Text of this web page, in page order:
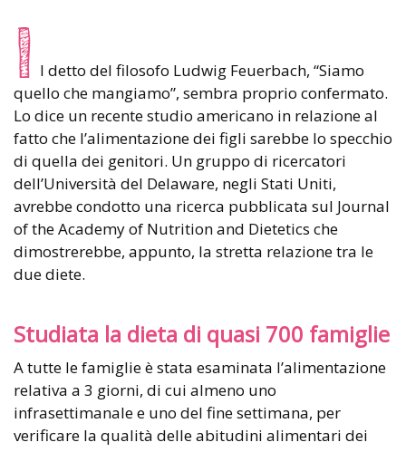
I l detto del filosofo Ludwig Feuerbach, “Siamo
quello che mangiamo”, sembra proprio confermato.
Lo dice un recente studio americano in relazione al
fatto che l’alimentazione dei figli sarebbe lo specchio
di quella dei genitori. Un gruppo di ricercatori
dell’Università del Delaware, negli Stati Uniti,
avrebbe condotto una ricerca pubblicata sul Journal
of the Academy of Nutrition and Dietetics che
dimostrerebbe, appunto, la stretta relazione tra le
due diete.
Studiata la dieta di quasi 700 famiglie
A tutte le famiglie è stata esaminata l’alimentazione
relativa a 3 giorni, di cui almeno uno
infrasettimanale e uno del fine settimana, per
verificare la qualità delle abitudini alimentari dei